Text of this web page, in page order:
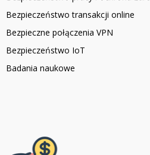
Bezpieczeństwo transakcji online
Bezpieczne połączenia VPN
Bezpieczeństwo IoT
Badania naukowe